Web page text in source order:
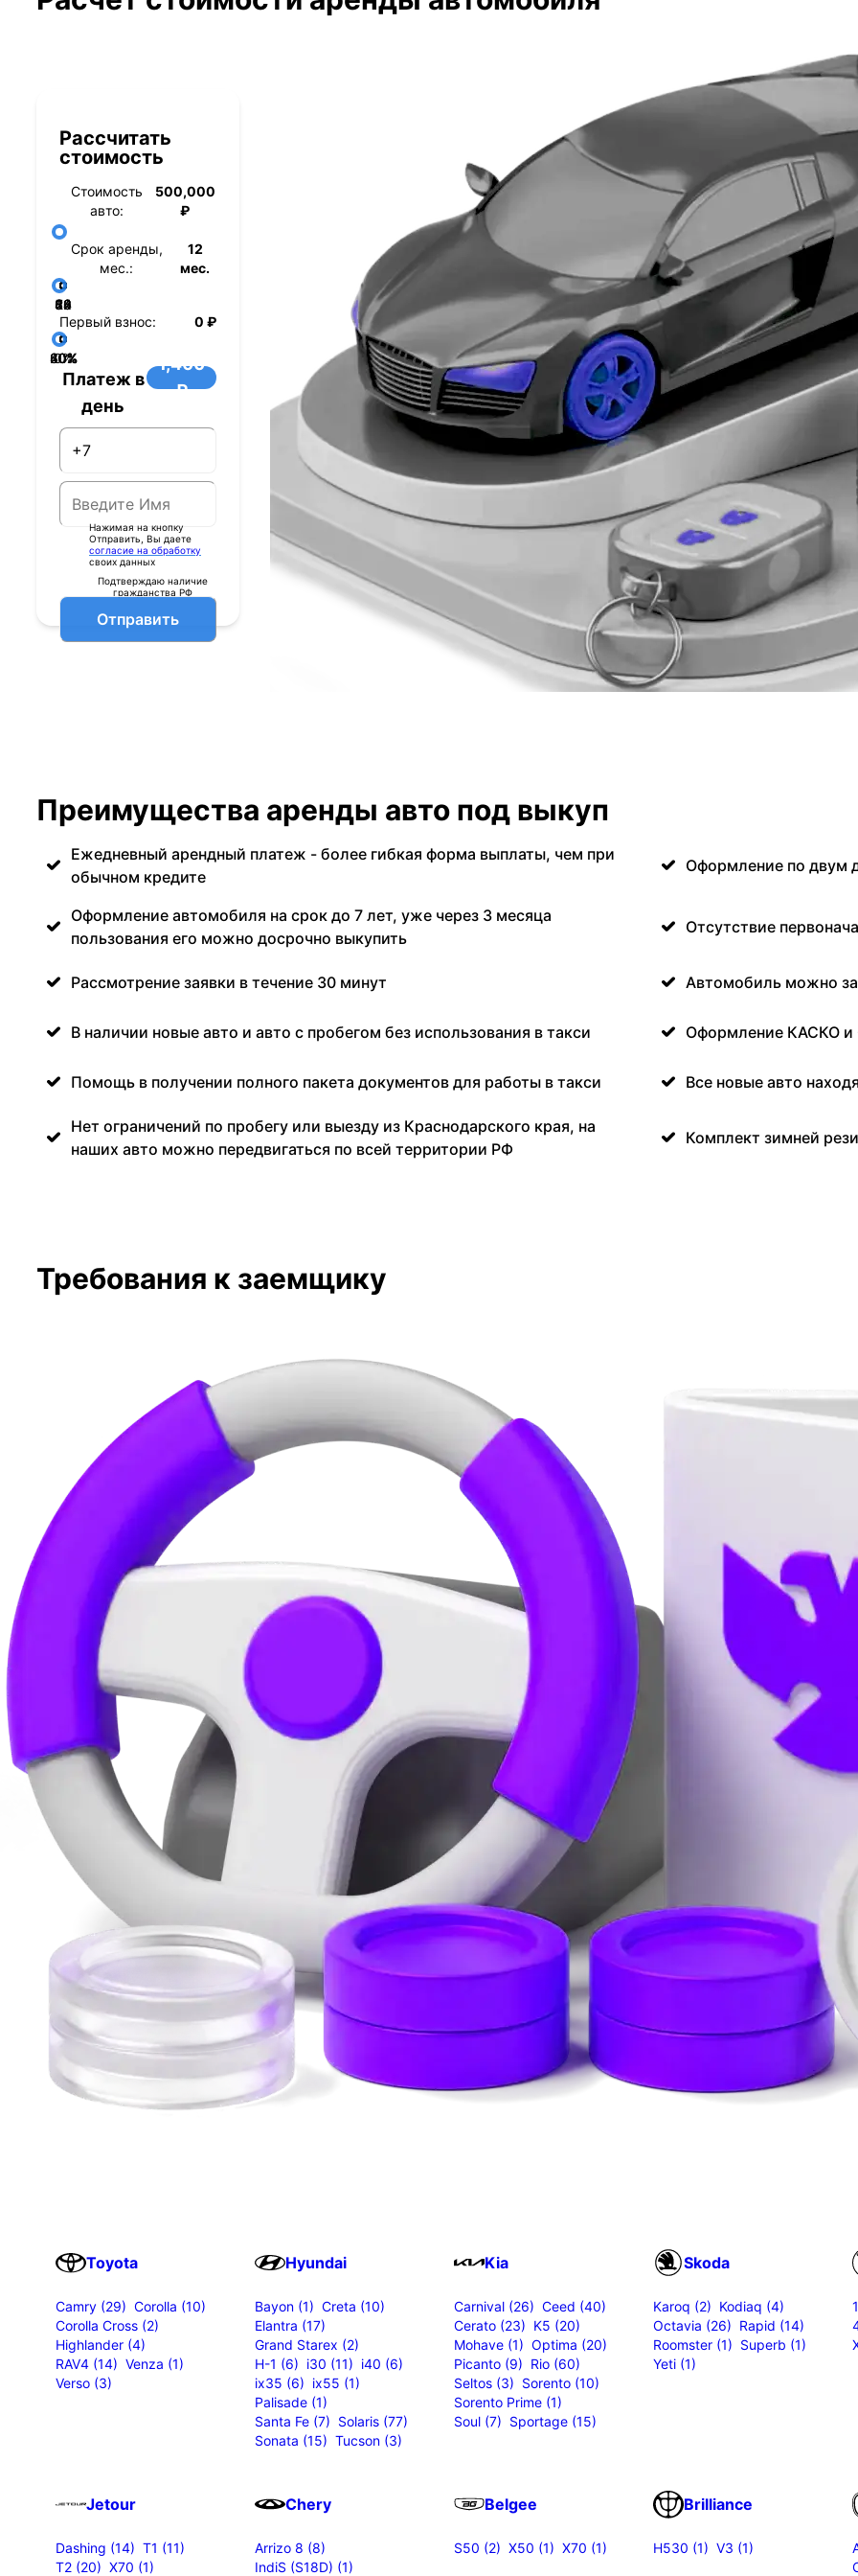
Рассчитать
стоимость
Стоимость
авто:
500,000
₽
Срок аренды,
мес.:
12
мес.
12
24
36
48
60
72
84
Первый взнос:
0 ₽
0%
20%
40%
60%
80%
Платеж в
день
1,400
₽
Нажимая на кнопку
Отправить, Вы даете
согласие на обработку
своих данных
Подтверждаю наличие
гражданства РФ
Отправить
Преимущества аренды авто под выкуп
Ежедневный арендный платеж - более гибкая форма выплаты, чем при
обычном кредите
Оформление по двум
Оформление автомобиля на срок до 7 лет, уже через 3 месяца
пользования его можно досрочно выкупить
Отсутствие
Рассмотрение заявки в течение 30 минут Автомобиль можно
В наличии новые авто и авто с пробегом без использования в такси Оформление КАСКО
Помощь в получении полного пакета документов для работы в такси Все новые авто
Нет ограничений по пробегу или выезду из Краснодарского края, на
наших авто можно передвигаться по всей территории РФ
Комплект зимней
Требования к заемщику
Toyota
Camry (29) Corolla (10)
Corolla Cross (2)
Highlander (4)
RAV4 (14) Venza (1)
Verso (3)
Hyundai
Bayon (1) Creta (10)
Elantra (17)
Grand Starex (2)
H-1 (6) i30 (11) i40 (6)
ix35 (6) ix55 (1)
Palisade (1)
Santa Fe (7) Solaris (77)
Sonata (15) Tucson (3)
Kia
Carnival (26) Ceed (40)
Cerato (23) K5 (20)
Mohave (1) Optima (20)
Picanto (9) Rio (60)
Seltos (3) Sorento (10)
Sorento Prime (1)
Soul (7) Sportage (15)
Skoda
Karoq (2) Kodiaq (4)
Octavia (26) Rapid (14)
Roomster (1) Superb (1)
Yeti (1)
Jetour
Dashing (14) T1 (11)
T2 (20) X70 (1)
Chery
Arrizo 8 (8)
IndiS (S18D) (1)
Belgee
S50 (2) X50 (1) X70 (1)
Brilliance
H530 (1) V3 (1)